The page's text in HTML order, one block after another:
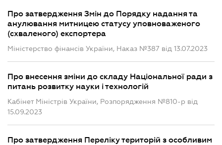
Про затвердження Змін до Порядку надання та
анулювання митницею статусу уповноваженого
(схваленого) експортера
Міністерство фінансів України, Наказ №387 від 13.07.2023
Про внесення зміни до складу Національної ради з
питань розвитку науки і технологій
Кабінет Міністрів України, Розпорядження №810-р від
15.09.2023
Про затвердження Переліку територій з особливим